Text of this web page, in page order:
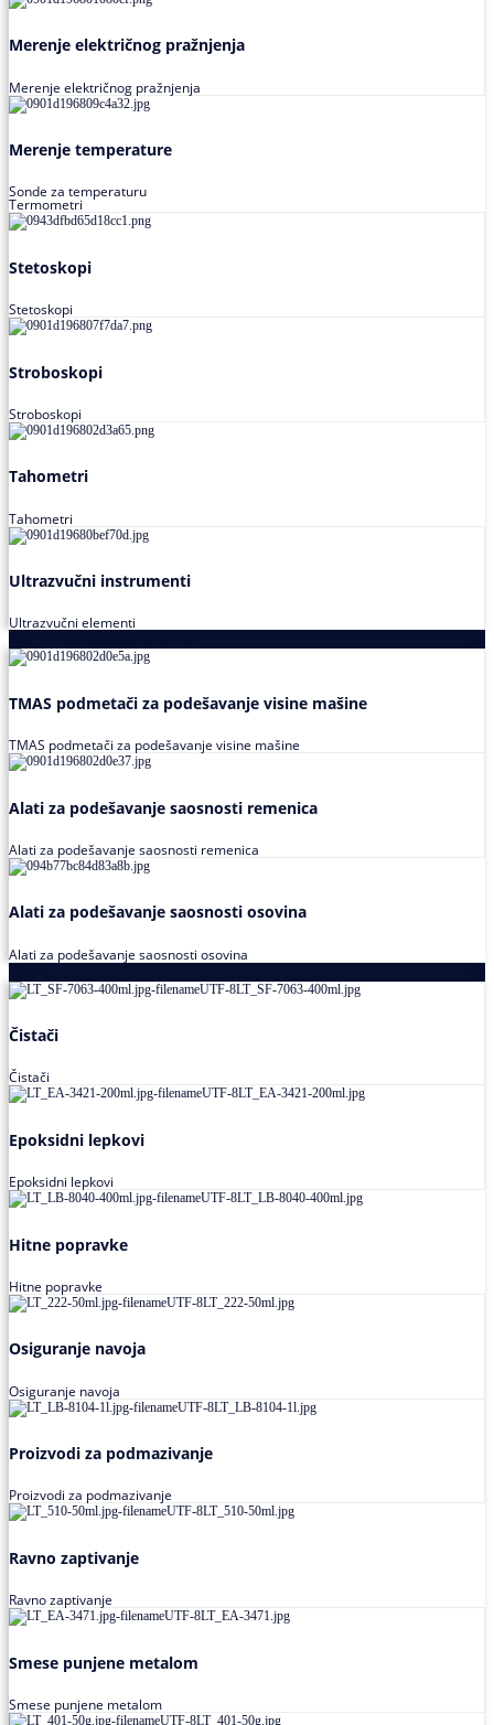
Merenje električnog pražnjenja
Merenje električnog pražnjenja
Merenje temperature
Sonde za temperaturu
Termometri
Stetoskopi
Stetoskopi
Stroboskopi
Stroboskopi
Tahometri
Tahometri
Ultrazvučni instrumenti
Ultrazvučni elementi
TMAS podmetači za podešavanje visine mašine
TMAS podmetači za podešavanje visine mašine
Alati za podešavanje saosnosti remenica
Alati za podešavanje saosnosti remenica
Alati za podešavanje saosnosti osovina
Alati za podešavanje saosnosti osovina
Čistači
Čistači
Epoksidni lepkovi
Epoksidni lepkovi
Hitne popravke
Hitne popravke
Osiguranje navoja
Osiguranje navoja
Proizvodi za podmazivanje
Proizvodi za podmazivanje
Ravno zaptivanje
Ravno zaptivanje
Smese punjene metalom
Smese punjene metalom